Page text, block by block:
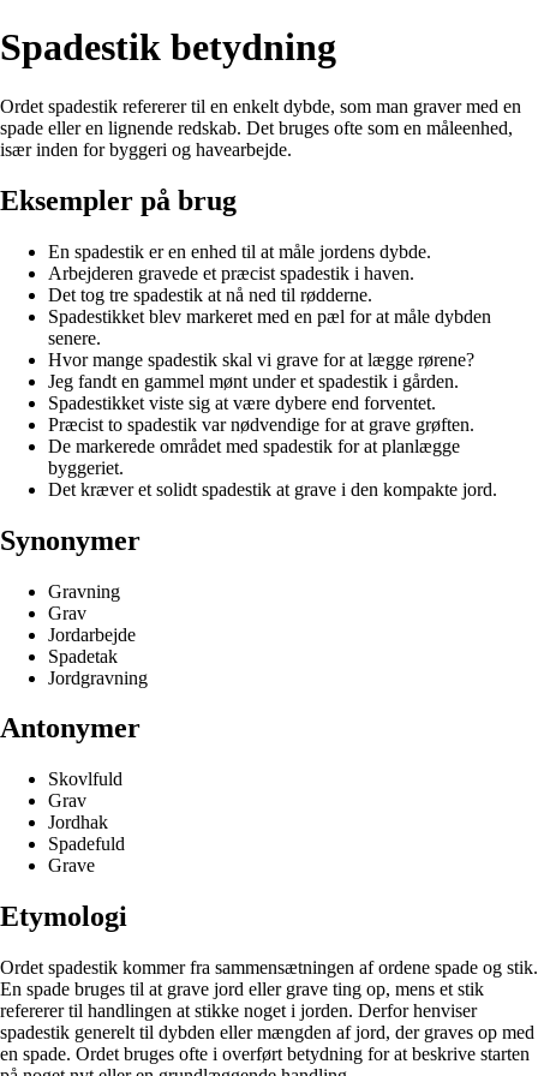
Spadestik betydning
Ordet spadestik refererer til en enkelt dybde, som man graver med en
spade eller en lignende redskab. Det bruges ofte som en måleenhed,
især inden for byggeri og havearbejde.
Eksempler på brug
En spadestik er en enhed til at måle jordens dybde.
Arbejderen gravede et præcist spadestik i haven.
Det tog tre spadestik at nå ned til rødderne.
Spadestikket blev markeret med en pæl for at måle dybden
senere.
Hvor mange spadestik skal vi grave for at lægge rørene?
Jeg fandt en gammel mønt under et spadestik i gården.
Spadestikket viste sig at være dybere end forventet.
Præcist to spadestik var nødvendige for at grave grøften.
De markerede området med spadestik for at planlægge
byggeriet.
Det kræver et solidt spadestik at grave i den kompakte jord.
Synonymer
Gravning
Grav
Jordarbejde
Spadetak
Jordgravning
Antonymer
Skovlfuld
Grav
Jordhak
Spadefuld
Grave
Etymologi
Ordet spadestik kommer fra sammensætningen af ordene spade og stik.
En spade bruges til at grave jord eller grave ting op, mens et stik
refererer til handlingen at stikke noget i jorden. Derfor henviser
spadestik generelt til dybden eller mængden af jord, der graves op med
en spade. Ordet bruges ofte i overført betydning for at beskrive starten